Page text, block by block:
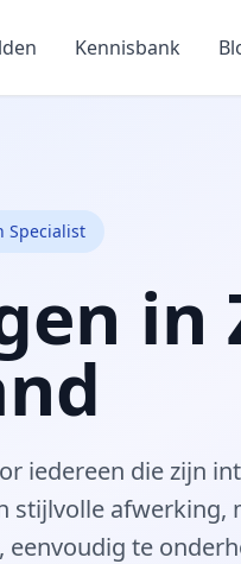
Kennisbank
Specialist
in
iedereen die zijn
stijlvolle afwerking,
te